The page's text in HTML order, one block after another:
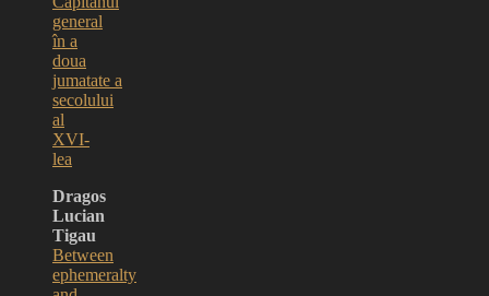
general
în a
doua
jumatate a
secolului
al
XVI-
lea
Dragos
Lucian
Tigau
Between
ephemeralty